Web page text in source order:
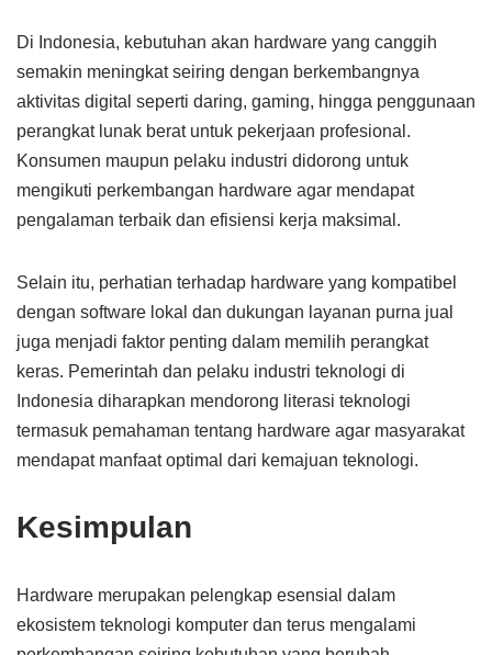
Di Indonesia, kebutuhan akan hardware yang canggih
semakin meningkat seiring dengan berkembangnya
aktivitas digital seperti daring, gaming, hingga penggunaan
perangkat lunak berat untuk pekerjaan profesional.
Konsumen maupun pelaku industri didorong untuk
mengikuti perkembangan hardware agar mendapat
pengalaman terbaik dan efisiensi kerja maksimal.
Selain itu, perhatian terhadap hardware yang kompatibel
dengan software lokal dan dukungan layanan purna jual
juga menjadi faktor penting dalam memilih perangkat
keras. Pemerintah dan pelaku industri teknologi di
Indonesia diharapkan mendorong literasi teknologi
termasuk pemahaman tentang hardware agar masyarakat
mendapat manfaat optimal dari kemajuan teknologi.
Kesimpulan
Hardware merupakan pelengkap esensial dalam
ekosistem teknologi komputer dan terus mengalami